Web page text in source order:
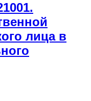
лица в